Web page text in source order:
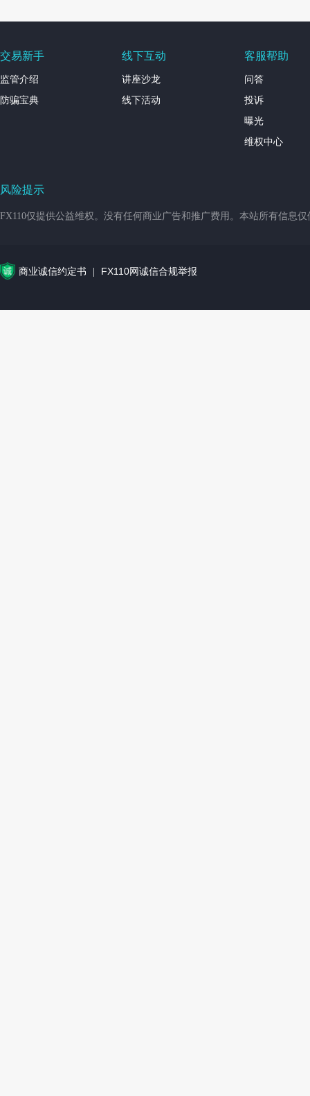
交易新手
监管介绍
防骗宝典
线下互动
讲座沙龙
线下活动
客服帮助
问答
投诉
曝光
维权中心
风险提示
FX110仅提供公益维权。没有任何商业广告和推广费用。本站所有信息
商业诚信约定书 FX110网诚信合规举报